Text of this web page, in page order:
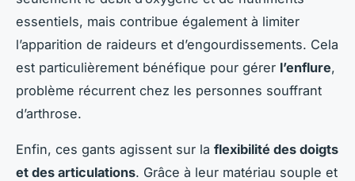
essentiels, mais contribue également à limiter
l’apparition de raideurs et d’engourdissements. Cela
est particulièrement bénéfique pour gérer l’enflure,
problème récurrent chez les personnes souffrant
d’arthrose.
Enfin, ces gants agissent sur la flexibilité des doigts
et des articulations. Grâce à leur matériau souple et